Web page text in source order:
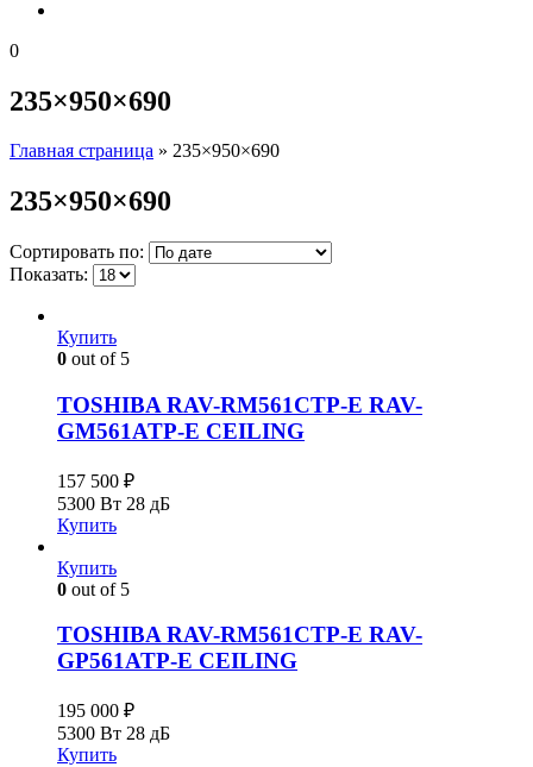
0
235×950×690
Главная страница » 235×950×690
235×950×690
Сортировать по:
Показать:
Купить
0 out of 5
TOSHIBA RAV-RM561CTP-E RAV-
GM561ATP-E CEILING
157 500 ₽
5300 Вт 28 дБ
Купить
Купить
0 out of 5
TOSHIBA RAV-RM561CTP-E RAV-
GP561ATP-E CEILING
195 000 ₽
5300 Вт 28 дБ
Купить